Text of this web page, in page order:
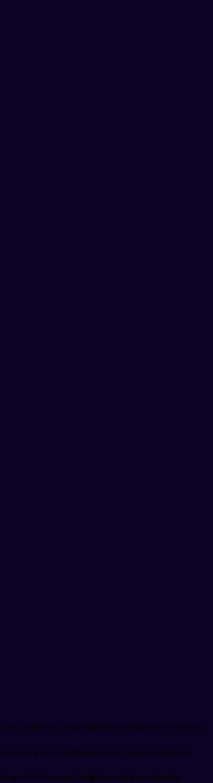
cumbre sirve como plataforma para compartir conocimientos,
áreas como gobierno, banca y servicios financieros,
el año pasado. La región no solo lleva varios años